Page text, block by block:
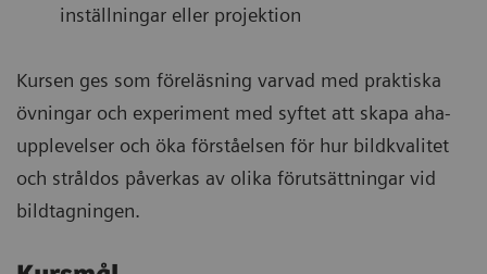
inställningar eller projektion
Kursen ges som föreläsning varvad med praktiska
övningar och experiment med syftet att skapa aha-
upplevelser och öka förståelsen för hur bildkvalitet
och stråldos påverkas av olika förutsättningar vid
bildtagningen.